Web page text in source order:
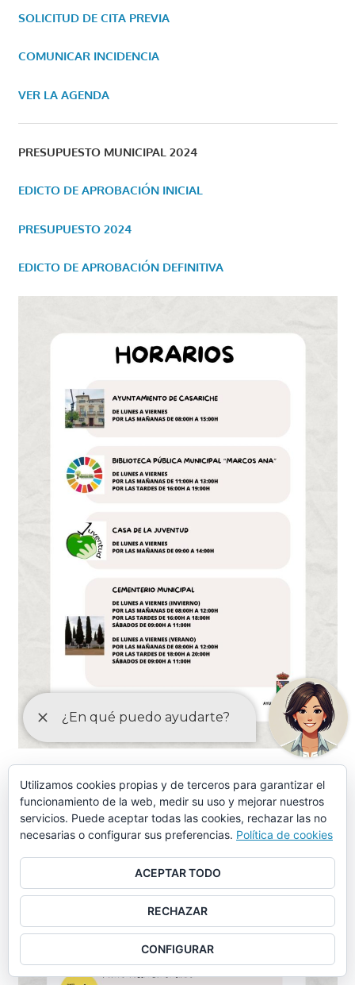
SOLICITUD DE CITA PREVIA
COMUNICAR INCIDENCIA
VER LA AGENDA
PRESUPUESTO MUNICIPAL 2024
EDICTO DE APROBACIÓN INICIAL
PRESUPUESTO 2024
EDICTO DE APROBACIÓN DEFINITIVA
Utilizamos cookies propias y de terceros para garantizar el
funcionamiento de la web, medir su uso y mejorar nuestros
servicios. Puede aceptar todas las cookies, rechazar las no
necesarias o configurar sus preferencias. Política de cookies
ACEPTAR TODO
RECHAZAR
CONFIGURAR